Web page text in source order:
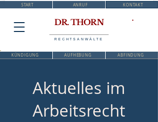
START ANRUF KONTAKT
DR. THORN
RECHTSANWÄLTE
KÜNDIGUNG AUFHEBUNG ABFINDUNG
Aktuelles im
Arbeitsrecht